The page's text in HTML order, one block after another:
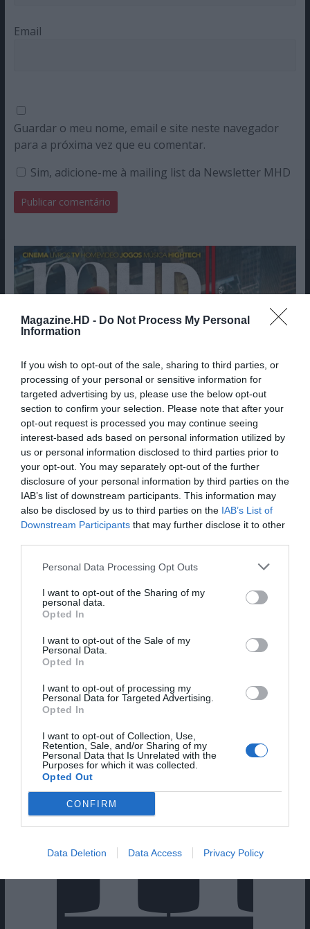
Magazine.HD - Do Not Process My Personal
Information
If you wish to opt-out of the sale, sharing to third parties, or
processing of your personal or sensitive information for
targeted advertising by us, please use the below opt-out
section to confirm your selection. Please note that after your
opt-out request is processed you may continue seeing
interest-based ads based on personal information utilized by
us or personal information disclosed to third parties prior to
your opt-out. You may separately opt-out of the further
disclosure of your personal information by third parties on the
IAB’s list of downstream participants. This information may
also be disclosed by us to third parties on the IAB’s List of
Downstream Participants that may further disclose it to other
Personal Data Processing Opt Outs
I want to opt-out of the Sharing of my
personal data.
Opted In
I want to opt-out of the Sale of my
Personal Data.
Opted In
I want to opt-out of processing my
Personal Data for Targeted Advertising.
Opted In
I want to opt-out of Collection, Use,
Retention, Sale, and/or Sharing of my
Personal Data that Is Unrelated with the
Purposes for which it was collected.
Opted Out
CONFIRM
Data Deletion Data Access Privacy Policy
Email
Guardar o meu nome, email e site neste navegador
para a próxima vez que eu comentar.
Sim, adicione-me à mailing list da Newsletter MHD
Cine Estreias HD